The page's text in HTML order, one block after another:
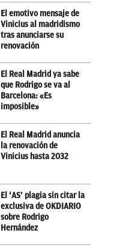
El emotivo mensaje de
Vinicius al madridismo
tras anunciarse su
renovación
El Real Madrid ya sabe
que Rodrigo se va al
Barcelona: «Es
imposible»
El Real Madrid anuncia
la renovación de
Vinicius hasta 2032
El ‘AS’ plagia sin citar la
exclusiva de OKDIARIO
sobre Rodrigo
Hernández